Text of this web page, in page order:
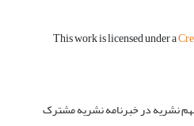
This work is licensed under a
نشریه در خبرنامه نشریه مشترک